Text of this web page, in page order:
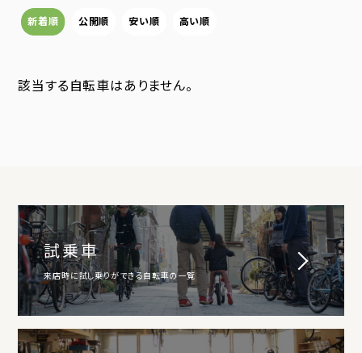
新着順 公開順 安い順 高い順
該当する自転車はありません。
試乗車
来店時に試し乗りができる自転車の一覧